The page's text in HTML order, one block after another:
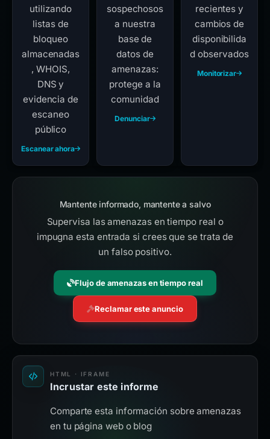
utilizando
listas de
bloqueo
almacenadas
, WHOIS,
DNS y
evidencia de
escaneo
público
Escanear ahora
sospechosos
a nuestra
base de
datos de
amenazas:
protege a la
comunidad
Denunciar
recientes y
cambios de
disponibilida
d observados
Monitorizar
Mantente informado, mantente a salvo
Supervisa las amenazas en tiempo real o
impugna esta entrada si crees que se trata de
un falso positivo.
Flujo de amenazas en tiempo real
Reclamar este anuncio
HTML · IFRAME
Incrustar este informe
Comparte esta información sobre amenazas
en tu página web o blog